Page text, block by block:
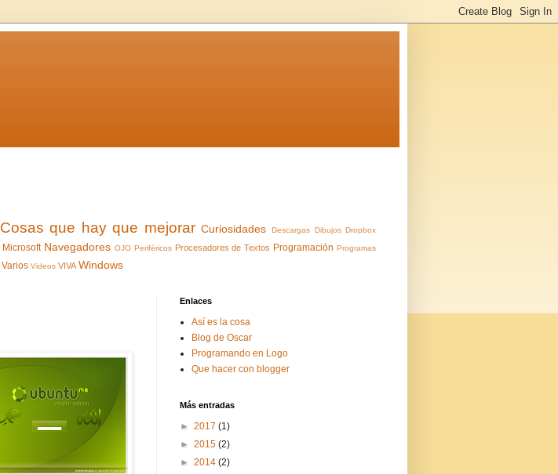
Cosas que hay que mejorar Curiosidades Descargas Dibujos Dropbox
Microsoft Navegadores OJO Periféricos Procesadores de Textos Programación Programas
Varios Videos VIVA Windows
Enlaces
Así es la cosa
Blog de Oscar
Programando en Logo
Que hacer con blogger
Más entradas
► 2017 (1)
► 2015 (2)
► 2014 (2)